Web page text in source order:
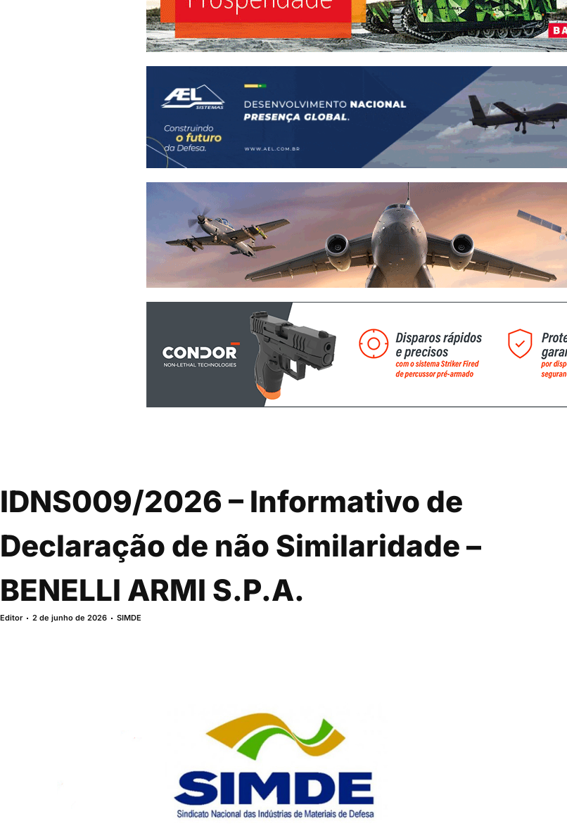
IDNS009/2026 – Informativo de
Declaração de não Similaridade –
BENELLI ARMI S.P.A.
Editor 2 de junho de 2026 SIMDE